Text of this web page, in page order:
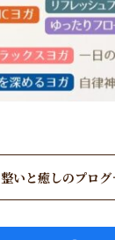
整いと癒しのプログラム